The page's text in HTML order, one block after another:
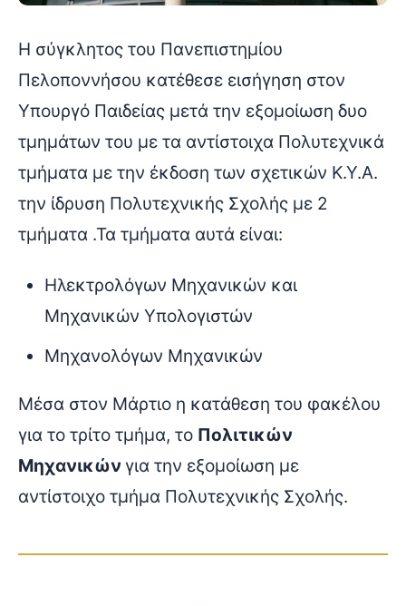
Η σύγκλητος του Πανεπιστημίου
Πελοποννήσου κατέθεσε εισήγηση στον
Υπουργό Παιδείας μετά την εξομοίωση δυο
τμημάτων του με τα αντίστοιχα Πολυτεχνικά
τμήματα με την έκδοση των σχετικών Κ.Υ.Α.
την ίδρυση Πολυτεχνικής Σχολής με 2
τμήματα .Τα τμήματα αυτά είναι:
Ηλεκτρολόγων Μηχανικών και
Μηχανικών Υπολογιστών
Μηχανολόγων Μηχανικών
Μέσα στον Μάρτιο η κατάθεση του φακέλου
για το τρίτο τμήμα, το Πολιτικών
Μηχανικών για την εξομοίωση με
αντίστοιχο τμήμα Πολυτεχνικής Σχολής.